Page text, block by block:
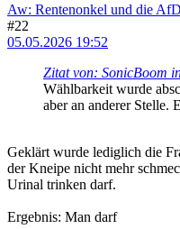
Aw: Rentenonkel und die AfD
#22
05.05.2026 19:52
Zitat von: SonicBoom
Wählbarkeit wurde
aber an anderer Stelle.
Geklärt wurde lediglich die
der Kneipe nicht mehr
Urinal trinken darf.
Ergebnis: Man darf